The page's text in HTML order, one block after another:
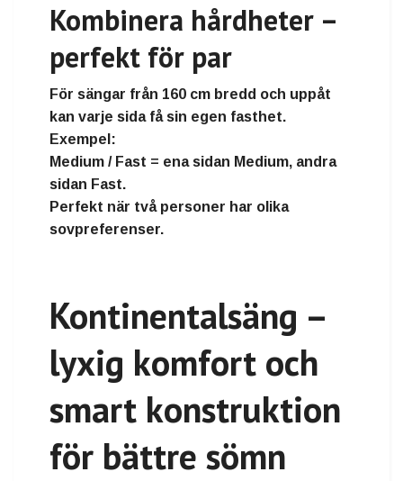
Kombinera hårdheter –
perfekt för par
För sängar från 160 cm bredd och uppåt
kan varje sida få sin egen fasthet.
Exempel:
Medium / Fast = ena sidan Medium, andra
sidan Fast.
Perfekt när två personer har olika
sovpreferenser.
Kontinentalsäng –
lyxig komfort och
smart konstruktion
för bättre sömn